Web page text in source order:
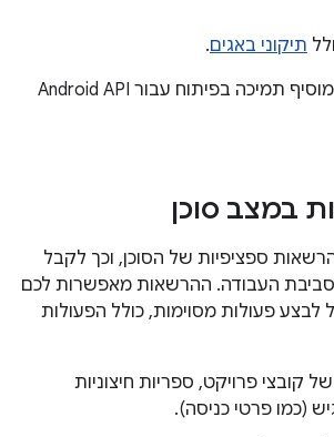
תיקוני באגים.
בנוסף, העדכון הזה מוסיף תמיכה בפיתוח עבור Android API
במצב סוכן
ספציפיות של הסוכן, וכך לקבל
העבודה. ההרשאות מאפשרות לכם
לבצע פעולות מסוימות, כולל הפעולות
קובצי פרויקט, ספריות חיצוניות
(כמו פרטי כניסה).